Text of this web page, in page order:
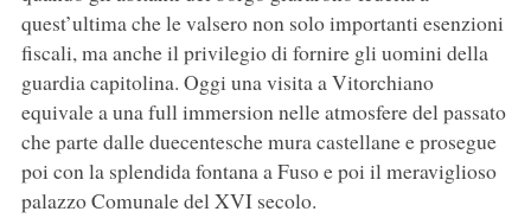
quest’ultima che le valsero non solo importanti esenzioni
fiscali, ma anche il privilegio di fornire gli uomini della
guardia capitolina. Oggi una visita a Vitorchiano
equivale a una full immersion nelle atmosfere del passato
che parte dalle duecentesche mura castellane e prosegue
poi con la splendida fontana a Fuso e poi il meraviglioso
palazzo Comunale del XVI secolo.